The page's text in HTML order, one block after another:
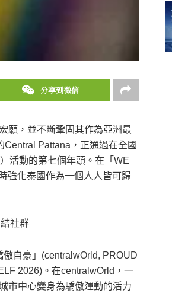
分享到微信
願，並不斷鞏固其作為亞洲最
Pattana，正通過在全國
活動的第七個年頭。在「WE
強化泰國作為一個人人皆可歸
社群
自豪」(centralwOrld, PROUD
2026)。在centralwOrld，一
市中心變身為驕傲運動的活力